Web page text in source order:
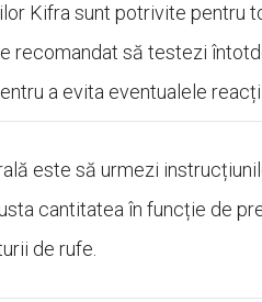
Kifra sunt potrivite pentru
recomandat să testezi
a evita eventualele
este să urmezi
cantitatea în funcție de
de rufe.